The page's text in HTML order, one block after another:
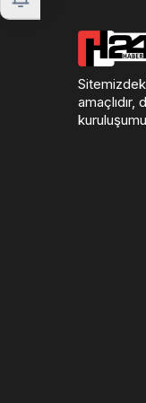
amaçlıdır,